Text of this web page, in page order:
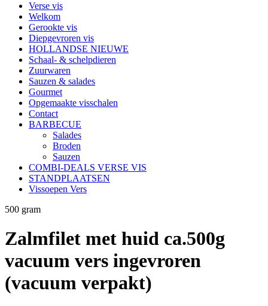
Verse vis
Welkom
Gerookte vis
Diepgevroren vis
HOLLANDSE NIEUWE
Schaal- & schelpdieren
Zuurwaren
Sauzen & salades
Gourmet
Opgemaakte visschalen
Contact
BARBECUE
Salades
Broden
Sauzen
COMBI-DEALS VERSE VIS
STANDPLAATSEN
Vissoepen Vers
500 gram
Zalmfilet met huid ca.500g
vacuum vers ingevroren
(vacuum verpakt)